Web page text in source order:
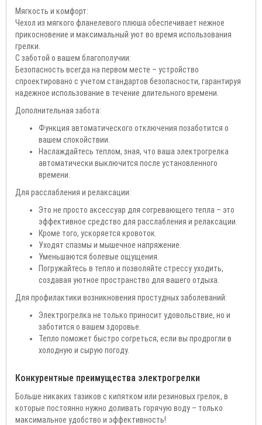
Мягкость и комфорт:
Чехол из мягкого фланелевого плюша обеспечивает нежное
прикосновение и максимальный уют во время использования
грелки.
С заботой о вашем благополучии:
Безопасность всегда на первом месте – устройство
спроектировано с учетом стандартов безопасности, гарантируя
надежное использование в течение длительного времени.
Дополнительная забота:
Функция автоматического отключения позаботится о
вашем спокойствии.
Наслаждайтесь теплом, зная, что ваша электрогрелка
автоматически выключится после установленного
времени.
Для расслабления и релаксации:
Это не просто аксессуар для согревающего тепла – это
эффективное средство для расслабления и релаксации.
Кроме того, ускоряется кровоток.
Уходят спазмы и мышечное напряжение.
Уменьшаются болевые ощущения.
Погружайтесь в тепло и позволяйте стрессу уходить,
создавая уютное пространство для вашего отдыха.
Для профилактики возникновения простудных заболеваний:
Электрогрелка не только приносит удовольствие, но и
заботится о вашем здоровье.
Тепло поможет быстро согреться, если вы продрогли в
холодную и сырую погоду.
Конкурентные преимущества электрогрелки
Больше никаких тазиков с кипятком или резиновых грелок, в
которые постоянно нужно доливать горячую воду – только
максимальное удобство и эффективность!